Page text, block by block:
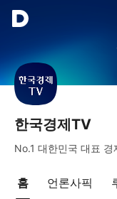
한국경제TV
No.1 대한민국 대표
홈 언론사픽